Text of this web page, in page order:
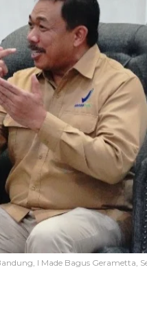
I Made Bagus Gerametta,